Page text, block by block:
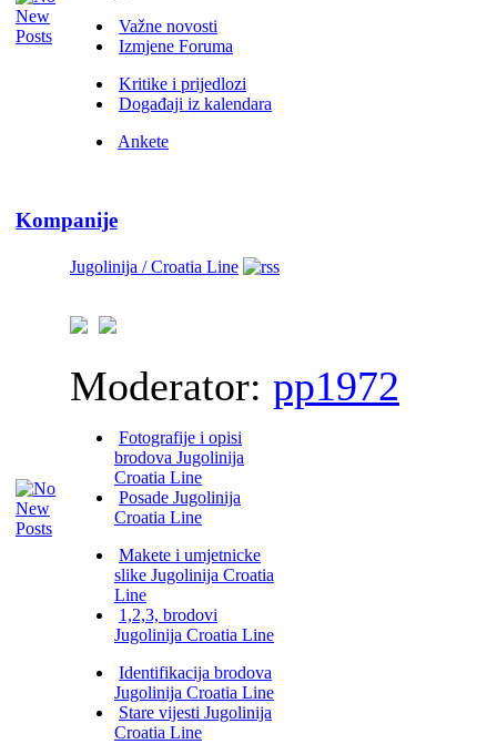
Važne novosti
Izmjene Foruma
Kritike i prijedlozi
Događaji iz kalendara
Ankete
Kompanije
Jugolinija / Croatia Line
Moderator: pp1972
Fotografije i opisi
brodova Jugolinija
Croatia Line
Posade Jugolinija
Croatia Line
Makete i umjetnicke
slike Jugolinija Croatia
Line
1,2,3, brodovi
Jugolinija Croatia Line
Identifikacija brodova
Jugolinija Croatia Line
Stare vijesti Jugolinija
Croatia Line